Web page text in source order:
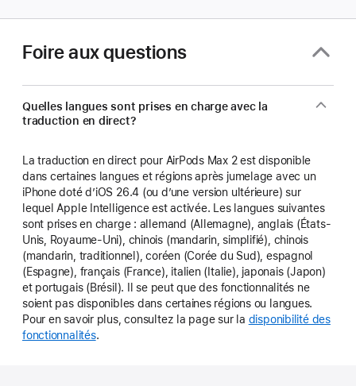
Foire aux questions
Quelles langues sont prises en charge avec la
traduction en direct?
La traduction en direct pour AirPods Max 2 est disponible
dans certaines langues et régions après jumelage avec un
iPhone doté d’iOS 26.4 (ou d’une version ultérieure) sur
lequel Apple Intelligence est activée. Les langues suivantes
sont prises en charge : allemand (Allemagne), anglais (États-
Unis, Royaume-Uni), chinois (mandarin, simplifié), chinois
(mandarin, traditionnel), coréen (Corée du Sud), espagnol
(Espagne), français (France), italien (Italie), japonais (Japon)
et portugais (Brésil). Il se peut que des fonctionnalités ne
soient pas disponibles dans certaines régions ou langues.
Pour en savoir plus, consultez la page sur la disponibilité des
fonctionnalités.